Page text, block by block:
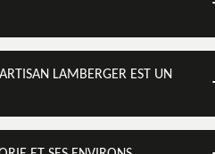
LAMBERGER EST UN